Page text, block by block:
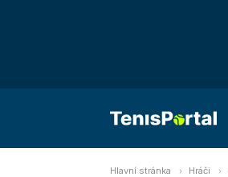
Hlavní stránka Hráči